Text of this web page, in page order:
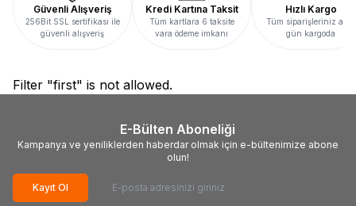
Güvenli Alışveriş
256Bit SSL sertifikası ile
güvenli alışveriş
Kredi Kartına Taksit
Tüm kartlara 6 taksite
vara ödeme imkanı
Hızlı Kargo
Tüm siparişleriniz aynı
gün kargoda
Filter "first" is not allowed.
E-Bülten Aboneliği
Kampanya ve yeniliklerden haberdar olmak için e-bültenimize abone
olun!
Kayıt Ol